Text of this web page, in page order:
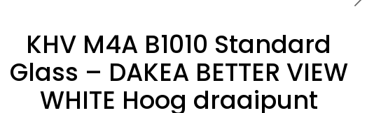
KHV M4A B1010 Standard
Glass – DAKEA BETTER VIEW
WHITE Hoog draaipunt